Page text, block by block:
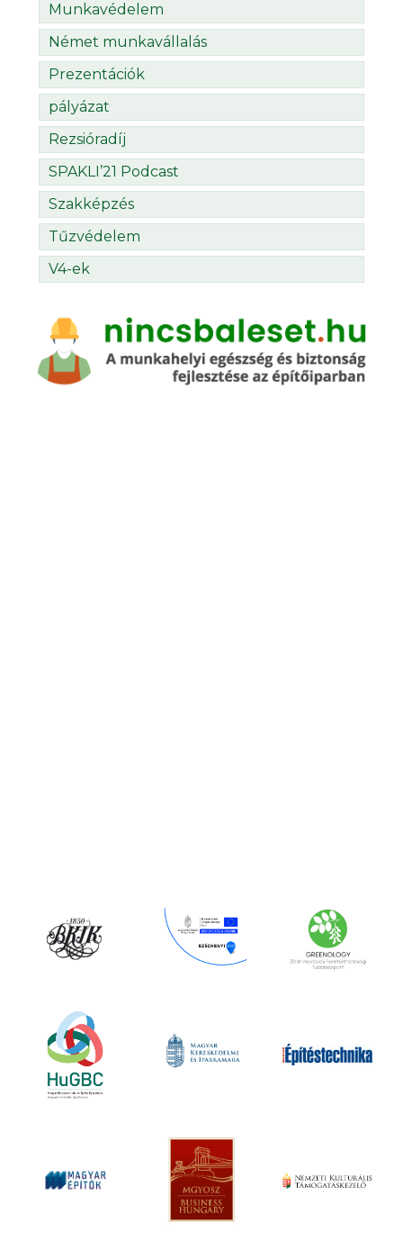
Munkavédelem
Német munkavállalás
Prezentációk
pályázat
Rezsióradíj
SPAKLI’21 Podcast
Szakképzés
Tűzvédelem
V4-ek